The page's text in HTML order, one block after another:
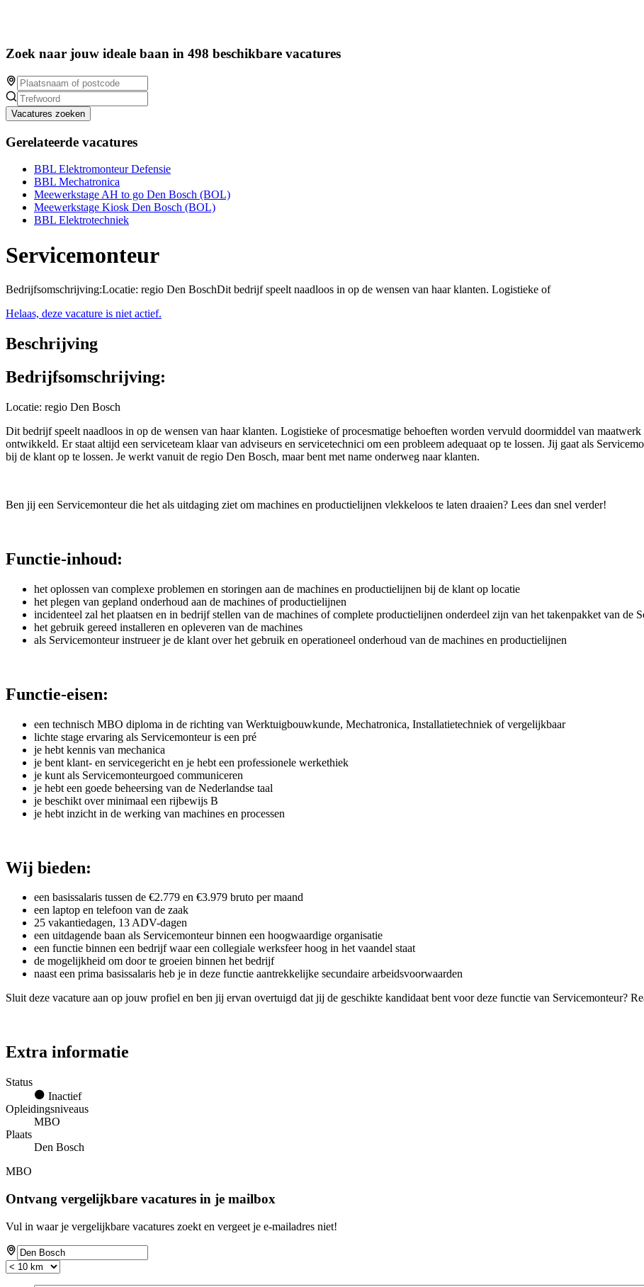
Zoek naar jouw ideale baan in 498 beschikbare vacatures
Vacatures zoeken
Gerelateerde vacatures
BBL Elektromonteur Defensie
BBL Mechatronica
Meewerkstage AH to go Den Bosch (BOL)
Meewerkstage Kiosk Den Bosch (BOL)
BBL Elektrotechniek
Servicemonteur
Bedrijfsomschrijving:Locatie: regio Den BoschDit bedrijf speelt naadloos in op de wensen van haar klanten. Logistieke of
Helaas, deze vacature is niet actief.
Beschrijving
Bedrijfsomschrijving:
Locatie: regio Den Bosch
Dit bedrijf speelt naadloos in op de wensen van haar klanten. Logistieke of procesmatige behoeften worden vervuld doormiddel van
ontwikkeld. Er staat altijd een serviceteam klaar van adviseurs en servicetechnici om een probleem adequaat op te lossen. Jij gaat als
bij de klant op te lossen. Je werkt vanuit de regio Den Bosch, maar bent met name onderweg naar klanten.
Ben jij een Servicemonteur die het als uitdaging ziet om machines en productielijnen vlekkeloos te laten draaien? Lees dan snel verder!
Functie-inhoud:
het oplossen van complexe problemen en storingen aan de machines en productielijnen bij de klant op locatie
het plegen van gepland onderhoud aan de machines of productielijnen
incidenteel zal het plaatsen en in bedrijf stellen van de machines of complete productielijnen onderdeel zijn van het takenpakket van de
het gebruik gereed installeren en opleveren van de machines
als Servicemonteur instrueer je de klant over het gebruik en operationeel onderhoud van de machines en productielijnen
Functie-eisen:
een technisch MBO diploma in de richting van Werktuigbouwkunde, Mechatronica, Installatietechniek of vergelijkbaar
lichte stage ervaring als Servicemonteur is een pré
je hebt kennis van mechanica
je bent klant- en servicegericht en je hebt een professionele werkethiek
je kunt als Servicemonteurgoed communiceren
je hebt een goede beheersing van de Nederlandse taal
je beschikt over minimaal een rijbewijs B
je hebt inzicht in de werking van machines en processen
Wij bieden:
een basissalaris tussen de €2.779 en €3.979 bruto per maand
een laptop en telefoon van de zaak
25 vakantiedagen, 13 ADV-dagen
een uitdagende baan als Servicemonteur binnen een hoogwaardige organisatie
een functie binnen een bedrijf waar een collegiale werksfeer hoog in het vaandel staat
de mogelijkheid om door te groeien binnen het bedrijf
naast een prima basissalaris heb je in deze functie aantrekkelijke secundaire arbeidsvoorwaarden
Sluit deze vacature aan op jouw profiel en ben jij ervan overtuigd dat jij de geschikte kandidaat bent voor deze functie van Servicemonteur?
Extra informatie
Status
Inactief
Opleidingsniveaus
MBO
Plaats
Den Bosch
MBO
Ontvang vergelijkbare vacatures in je mailbox
Vul in waar je vergelijkbare vacatures zoekt en vergeet je e-mailadres niet!